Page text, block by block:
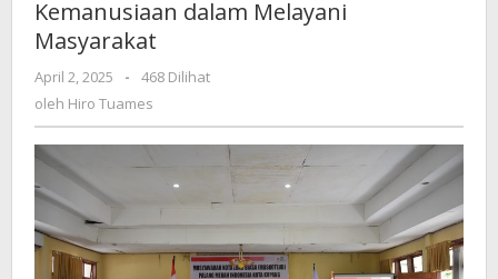
untuk
Junjung
dalam
Melayani
Masyarakat
Kemanusiaan dalam Melayani
Masyarakat
April 2, 2025
oleh
-
468 Dilihat
oleh Hiro Tuames